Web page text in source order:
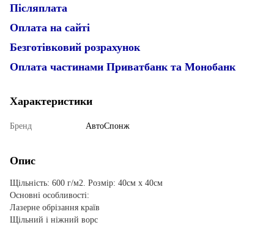
Післяплата
Оплата на сайті
Безготівковий розрахунок
Оплата частинами Приватбанк та Монобанк
Характеристики
Бренд АвтоСпонж
Опис
Щільність: 600 г/м2. Розмір: 40см х 40см
Основні особливості:
Лазерне обрізання країв
Щільний і ніжний ворс